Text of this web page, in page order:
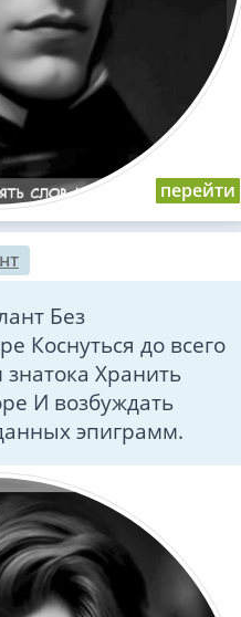
Без
Коснуться до всего
Хранить
И возбуждать
эпиграмм.